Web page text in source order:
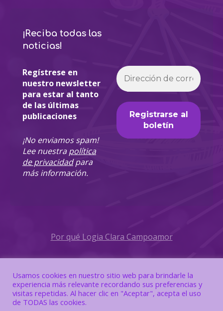
¡Reciba todas las
noticias!
Regístrese en
nuestro newsletter
para estar al tanto
de las últimas
publicaciones
¡No enviamos spam!
Lee nuestrapolítica
de privacidadpara
más información.
Por qué Logia Clara Campoamor
Política de Privacidad
Política de Cookies
Usamos cookies en nuestro sitio web para brindarle la
experiencia más relevante recordando sus preferencias y
visitas repetidas. Al hacer clic en "Aceptar", acepta el uso
de TODAS las cookies.